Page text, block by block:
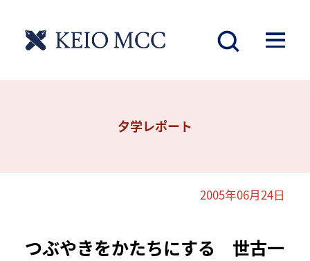
夕学レポート
2005年06月24日
つぶやきをかたちにする 世古一